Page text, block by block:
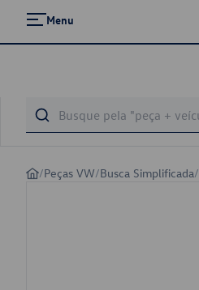
Menu
/Peças VW/Busca Simplificada/